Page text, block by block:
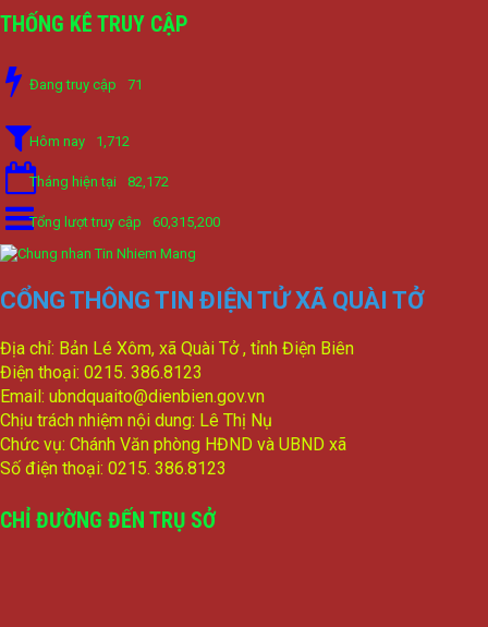
THỐNG KÊ TRUY CẬP
Đang truy cập 71
Hôm nay 1,712
Tháng hiện tại 82,172
Tổng lượt truy cập 60,315,200
CỔNG THÔNG TIN ĐIỆN TỬ XÃ QUÀI TỞ
Địa chỉ: Bản Lé Xôm, xã Quài Tở , tỉnh Điện Biên
Điện thoại: 0215. 386.8123
Email: ubndquaito@dienbien.gov.vn
Chịu trách nhiệm nội dung: Lê Thị Nụ
Chức vụ: Chánh Văn phòng HĐND và UBND xã
Số điện thoại: 0215. 386.8123
CHỈ ĐƯỜNG ĐẾN TRỤ SỞ